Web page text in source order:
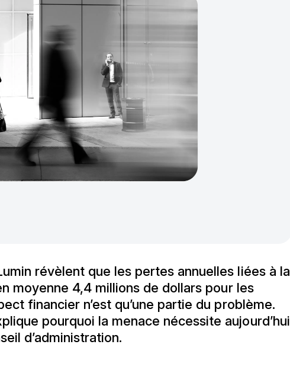
révèlent que les pertes annuelles liées à la
moyenne 4,4 millions de dollars pour les
financier n’est qu’une partie du problème.
pourquoi la menace nécessite aujourd’hui
d’administration.